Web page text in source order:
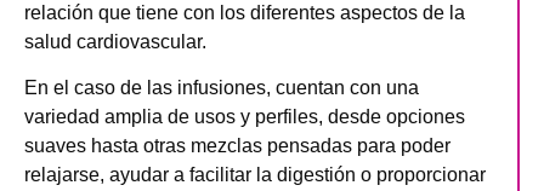
relación que tiene con los diferentes aspectos de la
salud cardiovascular.
En el caso de las infusiones, cuentan con una
variedad amplia de usos y perfiles, desde opciones
suaves hasta otras mezclas pensadas para poder
relajarse, ayudar a facilitar la digestión o proporcionar